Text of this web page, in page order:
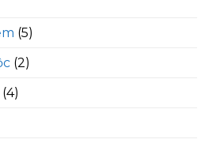
(5)
(2)
(4)